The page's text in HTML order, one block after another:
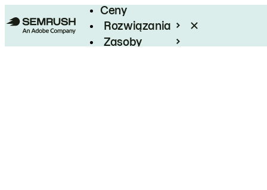
Ceny
Rozwiązania
Zasoby